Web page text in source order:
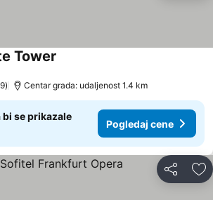
Tower
Centar grada: udaljenost 1.4 km
bi se prikazale
Pogledaj cene
Deli